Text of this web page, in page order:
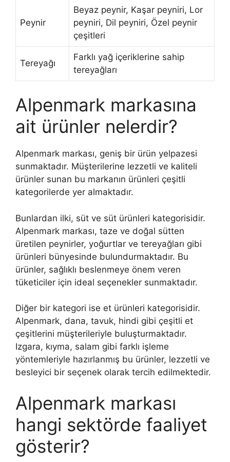
Peynir
Beyaz peynir, Kaşar peyniri, Lor
peyniri, Dil peyniri, Özel peynir
çeşitleri
Tereyağı
Farklı yağ içeriklerine sahip
tereyağları
Alpenmark markasına
ait ürünler nelerdir?
Alpenmark markası, geniş bir ürün yelpazesi
sunmaktadır. Müşterilerine lezzetli ve kaliteli
ürünler sunan bu markanın ürünleri çeşitli
kategorilerde yer almaktadır.
Bunlardan ilki, süt ve süt ürünleri kategorisidir.
Alpenmark markası, taze ve doğal sütten
üretilen peynirler, yoğurtlar ve tereyağları gibi
ürünleri bünyesinde bulundurmaktadır. Bu
ürünler, sağlıklı beslenmeye önem veren
tüketiciler için ideal seçenekler sunmaktadır.
Diğer bir kategori ise et ürünleri kategorisidir.
Alpenmark, dana, tavuk, hindi gibi çeşitli et
çeşitlerini müşterileriyle buluşturmaktadır.
Izgara, kıyma, salam gibi farklı işleme
yöntemleriyle hazırlanmış bu ürünler, lezzetli ve
besleyici bir seçenek olarak tercih edilmektedir.
Alpenmark markası
hangi sektörde faaliyet
gösterir?